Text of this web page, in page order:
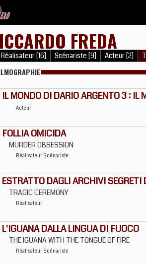
FREDA
Réalisateur [16] Scénariste [9] Acteur [2]
IL MONDO DI DARIO ARGENTO 3 : IL
Acteur
FOLLIA OMICIDA
MURDER OBSESSION
Réalisateur Scénariste
ESTRATTO DAGLI ARCHIVI
TRAGIC CEREMONY
Réalisateur
L'IGUANA DALLA LINGUA DI FUOCO
THE IGUANA WITH THE TONGUE OF FIRE
Réalisateur Scénariste